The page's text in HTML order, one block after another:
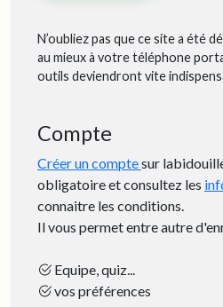
N’oubliez pas que ce site a été
au mieux à votre téléphone
outils deviendront vite
Compte
Créer un comptesur
obligatoire et consultez les
connaitre les conditions.
Il vous permet entre autre
Equipe, quiz...
vos préférences